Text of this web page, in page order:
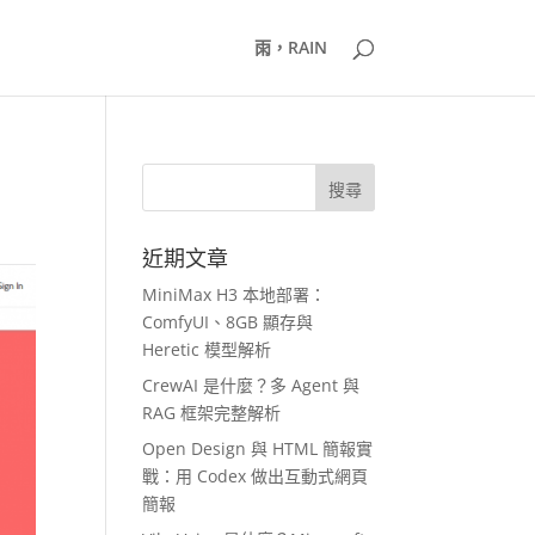
雨，RAIN
近期文章
MiniMax H3 本地部署：
ComfyUI、8GB 顯存與
Heretic 模型解析
CrewAI 是什麼？多 Agent 與
RAG 框架完整解析
Open Design 與 HTML 簡報實
戰：用 Codex 做出互動式網頁
簡報